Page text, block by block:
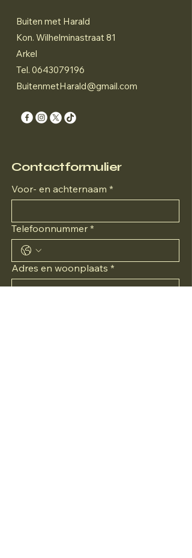
Buiten met Harald
Kon. Wilhelminastraat 81
Arkel
Tel. 0643079196
BuitenmetHarald@gmail.com
Voor- en achternaam *
Telefoonnummer *
Adres en woonplaats *
Contactformulier